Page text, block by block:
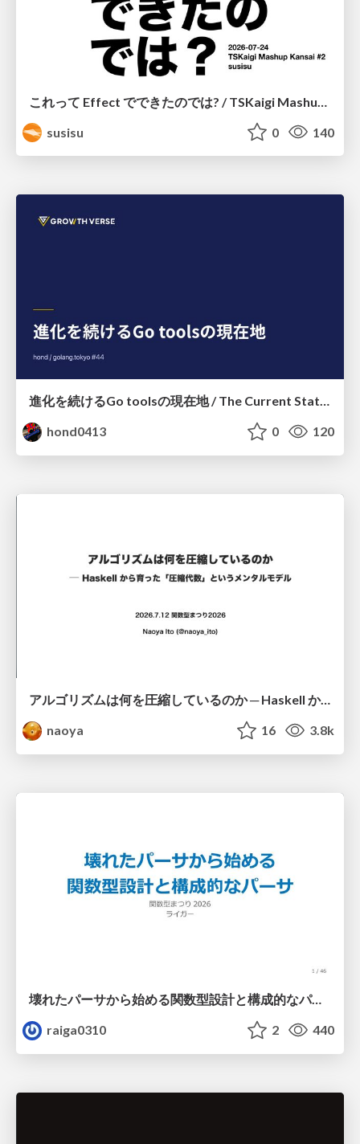
susisu
0 140
進化を続けるGo toolsの現在地 / The Current State of Ever-Evolving Go Tools
hond0413
0 120
アルゴリズムは何を圧縮しているのか ─ Haskell から育った「圧縮代数」というメンタルモデル
naoya
16 3.8k
壊れたパーサから始める関数型設計と構成的なパーサ #fp_matsuri
raiga0310
2 440